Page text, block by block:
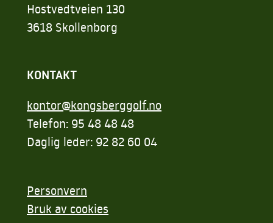
Hostvedtveien 130
3618 Skollenborg
KONTAKT
kontor@kongsberggolf.no
Telefon: 95 48 48 48
Daglig leder: 92 82 60 04
Personvern
Bruk av cookies